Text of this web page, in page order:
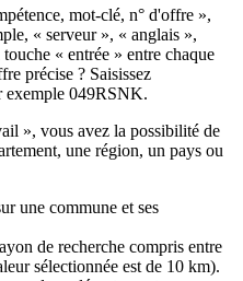
mot-clé, n° d'offre »,
« serveur », « anglais »,
« entrée » entre chaque
précise ? Saisissez
exemple 049RSNK.
», vous avez la possibilité de
une région, un pays ou
une commune et ses
de recherche compris entre
sélectionnée est de 10 km).